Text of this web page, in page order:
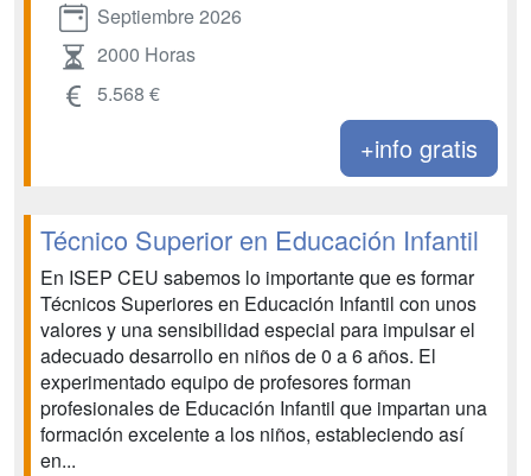
Septiembre 2026
2000 Horas
5.568 €
+info gratis
Técnico Superior en Educación Infantil
En ISEP CEU sabemos lo importante que es formar
Técnicos Superiores en Educación Infantil con unos
valores y una sensibilidad especial para impulsar el
adecuado desarrollo en niños de 0 a 6 años. El
experimentado equipo de profesores forman
profesionales de Educación Infantil que impartan una
formación excelente a los niños, estableciendo así
en...